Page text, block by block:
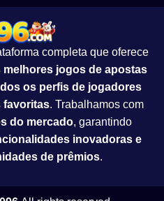
completa que oferece
jogos de apostas
os perfis de jogadores
favoritas. Trabalhamos com
do mercado, garantindo
inovadoras e
de prêmios.